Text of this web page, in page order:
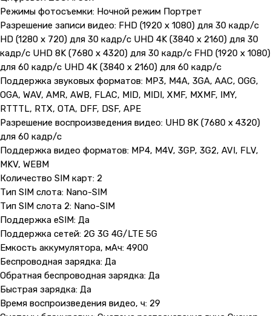
Режимы фотосъемки: Ночной режим Портрет
Разрешение записи видео: FHD (1920 x 1080) для 30 кадр/с
HD (1280 x 720) для 30 кадр/с UHD 4K (3840 x 2160) для 30
кадр/с UHD 8K (7680 x 4320) для 30 кадр/с FHD (1920 x 1080)
для 60 кадр/с UHD 4K (3840 x 2160) для 60 кадр/с
Поддержка звуковых форматов: MP3, M4A, 3GA, AAC, OGG,
OGA, WAV, AMR, AWB, FLAC, MID, MIDI, XMF, MXMF, IMY,
RTTTL, RTX, OTA, DFF, DSF, APE
Разрешение воспроизведения видео: UHD 8K (7680 x 4320)
для 60 кадр/с
Поддержка видео форматов: MP4, M4V, 3GP, 3G2, AVI, FLV,
MKV, WEBM
Количество SIM карт: 2
Тип SIM слота: Nano-SIM
Тип SIM слота 2: Nano-SIM
Поддержка eSIM: Да
Поддержка сетей: 2G 3G 4G/LTE 5G
Емкость аккумулятора, мАч: 4900
Беспроводная зарядка: Да
Обратная беспроводная зарядка: Да
Быстрая зарядка: Да
Время воспроизведения видео, ч: 29